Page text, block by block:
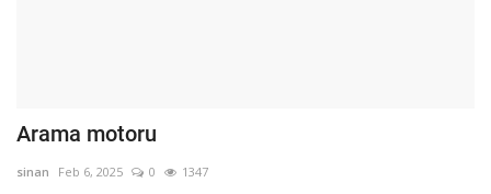
Arama motoru
sinan Feb 6, 2025 0 1347